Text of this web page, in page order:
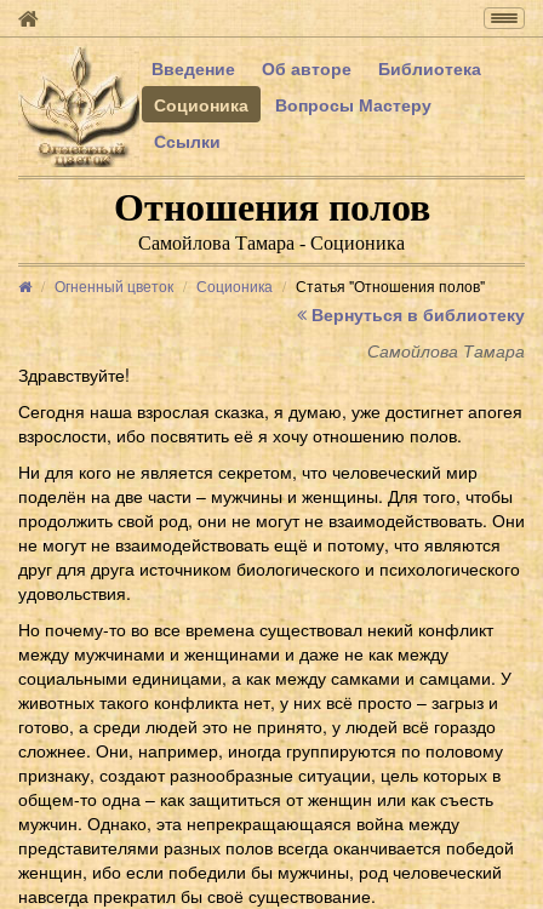
Введение
Об авторе
Библиотека
Соционика
Вопросы Мастеру
Ссылки
Отношения полов
Самойлова Тамара - Соционика
Огненный цветок Соционика Статья "Отношения полов"
Вернуться в библиотеку
Самойлова Тамара
Здравствуйте!
Сегодня наша взрослая сказка, я думаю, уже достигнет апогея
взрослости, ибо посвятить её я хочу отношению полов.
Ни для кого не является секретом, что человеческий мир
поделён на две части – мужчины и женщины. Для того, чтобы
продолжить свой род, они не могут не взаимодействовать. Они
не могут не взаимодействовать ещё и потому, что являются
друг для друга источником биологического и психологического
удовольствия.
Но почему-то во все времена существовал некий конфликт
между мужчинами и женщинами и даже не как между
социальными единицами, а как между самками и самцами. У
животных такого конфликта нет, у них всё просто – загрыз и
готово, а среди людей это не принято, у людей всё гораздо
сложнее. Они, например, иногда группируются по половому
признаку, создают разнообразные ситуации, цель которых в
общем-то одна – как защититься от женщин или как съесть
мужчин. Однако, эта непрекращающаяся война между
представителями разных полов всегда оканчивается победой
женщин, ибо если победили бы мужчины, род человеческий
навсегда прекратил бы своё существование.